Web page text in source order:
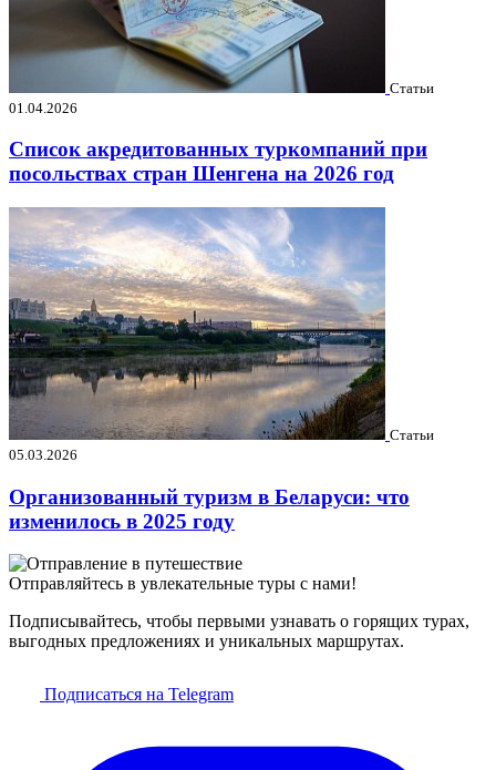
Статьи
01.04.2026
Список акредитованных туркомпаний при
посольствах стран Шенгена на 2026 год
Статьи
05.03.2026
Организованный туризм в Беларуси: что
изменилось в 2025 году
Отправляйтесь в увлекательные туры с нами!
Подписывайтесь, чтобы первыми узнавать о горящих турах,
выгодных предложениях и уникальных маршрутах.
Подписаться на Telegram